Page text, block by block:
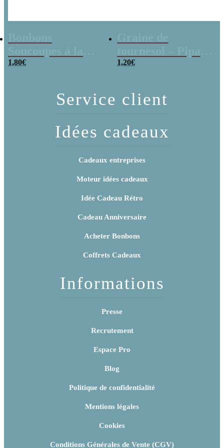
poudre (x20)
1,80€
x 3
1,20€
Service client
Idées cadeaux
Cadeaux entreprises
Moteur idées cadeaux
Idée Cadeau Rétro
Cadeau Anniversaire
Acheter Bonbons
Coffrets Cadeaux
Informations
Presse
Recrutement
Espace Pro
Blog
Politique de confidentialité
Mentions légales
Cookies
Conditions Générales de Vente (CGV)